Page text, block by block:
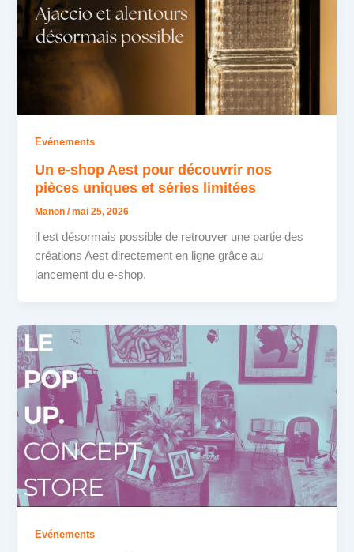
Evénements
Un e-shop Aest pour découvrir nos
pièces uniques et séries limitées
Manon/mai 25, 2026
il est désormais possible de retrouver une partie des
créations Aest directement en ligne grâce au
lancement du e-shop.
Evénements